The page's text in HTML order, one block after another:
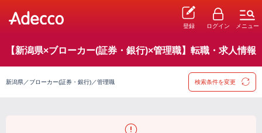
登録 ログイン メニュー
【新潟県×ブローカー(証券・銀行)×管理職】転職・求人情報
新潟県／ブローカー(証券・銀行)／管理職 検索条件を変更